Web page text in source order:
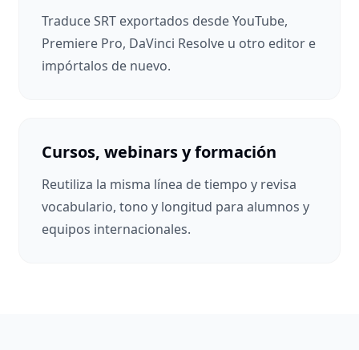
Traduce SRT exportados desde YouTube,
Premiere Pro, DaVinci Resolve u otro editor e
impórtalos de nuevo.
Cursos, webinars y formación
Reutiliza la misma línea de tiempo y revisa
vocabulario, tono y longitud para alumnos y
equipos internacionales.